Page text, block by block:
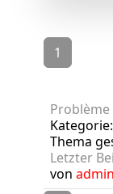
1
Kategorie:
Thema
Letzter
von admin